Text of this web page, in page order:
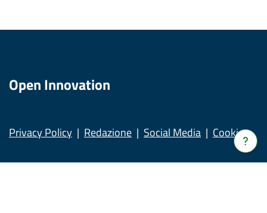
Verrà
Open Innovation
Privacy Policy Redazione Social Media Cookies